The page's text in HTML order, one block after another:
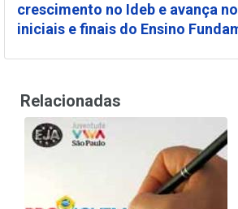
crescimento no Ideb e avança
iniciais e finais do Ensino
Relacionadas